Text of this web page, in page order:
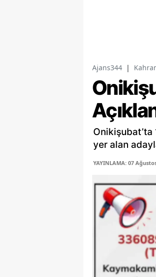
Ajans344 |
yer alan
YAYINLAMA: 07